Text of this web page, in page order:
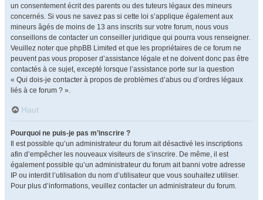
un consentement écrit des parents ou des tuteurs légaux des mineurs
concernés. Si vous ne savez pas si cette loi s’applique également aux
mineurs âgés de moins de 13 ans inscrits sur votre forum, nous vous
conseillons de contacter un conseiller juridique qui pourra vous renseigner.
Veuillez noter que phpBB Limited et que les propriétaires de ce forum ne
peuvent pas vous proposer d’assistance légale et ne doivent donc pas être
contactés à ce sujet, excepté lorsque l’assistance porte sur la question
« Qui dois-je contacter à propos de problèmes d’abus ou d’ordres légaux
liés à ce forum ? ».
Haut
Pourquoi ne puis-je pas m’inscrire ?
Il est possible qu’un administrateur du forum ait désactivé les inscriptions
afin d’empêcher les nouveaux visiteurs de s’inscrire. De même, il est
également possible qu’un administrateur du forum ait banni votre adresse
IP ou interdit l’utilisation du nom d’utilisateur que vous souhaitez utiliser.
Pour plus d’informations, veuillez contacter un administrateur du forum.